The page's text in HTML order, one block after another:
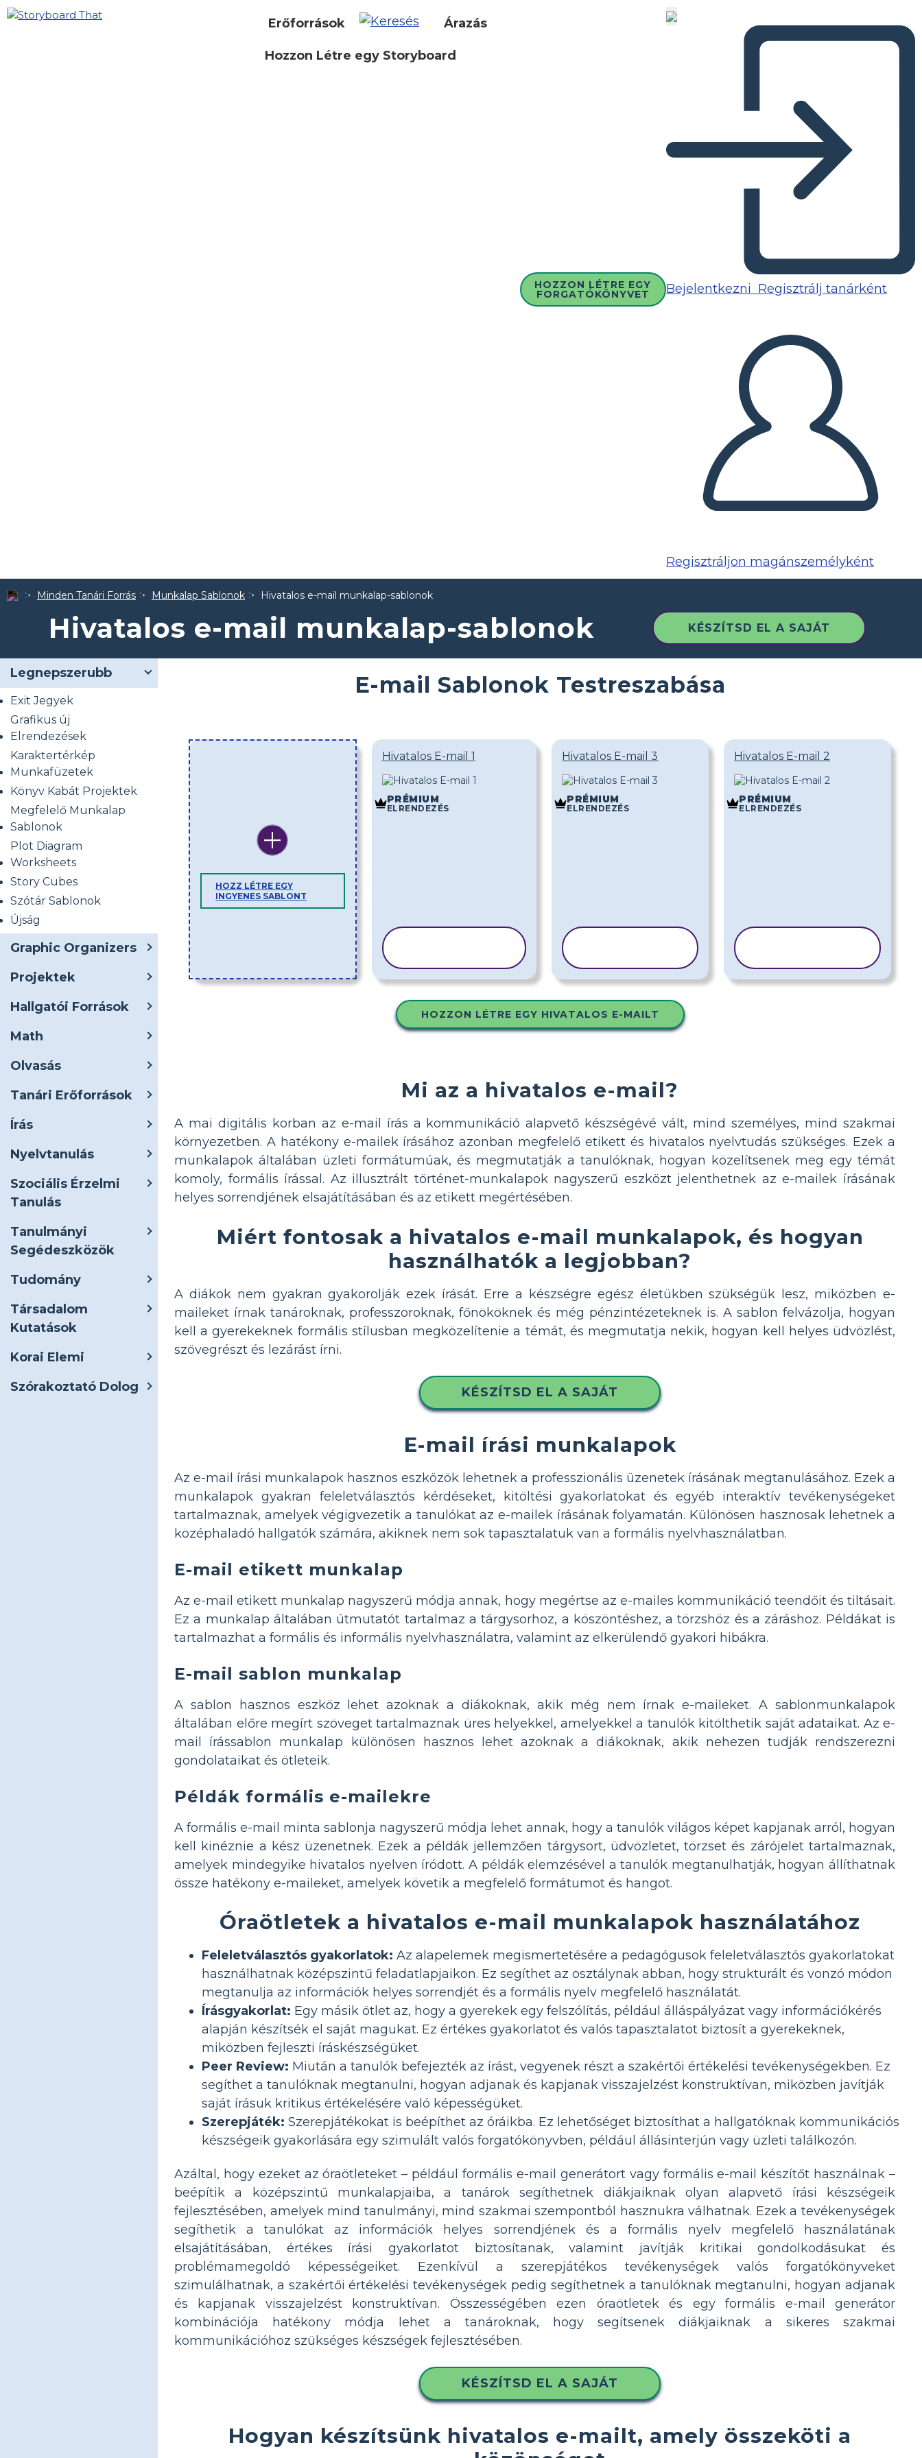
Erőforrások Árazás
Hozzon Létre egy Storyboard
HOZZON LÉTRE EGY
FORGATÓKÖNYVET Bejelentkezni Regisztrálj tanárként
Regisztráljon magánszemélyként
Minden Tanári Forrás Munkalap Sablonok Hivatalos e-mail munkalap-sablonok
Hivatalos e-mail munkalap-sablonok KÉSZÍTSD EL A SAJÁT
Legnepszerubb
Exit Jegyek
Grafikus új
Elrendezések
Karaktertérkép
Munkafüzetek
Könyv Kabát Projektek
Megfelelő Munkalap
Sablonok
Plot Diagram
Worksheets
Story Cubes
Szótár Sablonok
Újság
Graphic Organizers
Projektek
Hallgatói Források
Math
Olvasás
Tanári Erőforrások
Írás
Nyelvtanulás
Szociális Érzelmi
Tanulás
Tanulmányi
Segédeszközök
Tudomány
Társadalom
Kutatások
Korai Elemi
Szórakoztató Dolog
E-mail Sablonok Testreszabása
HOZZ LÉTRE EGY
INGYENES SABLONT
Hivatalos E-mail 1
PRÉMIUM
ELRENDEZÉS
Hivatalos E-mail 3
PRÉMIUM
ELRENDEZÉS
Hivatalos E-mail 2
PRÉMIUM
ELRENDEZÉS
HOZZON LÉTRE EGY HIVATALOS E-MAILT
Mi az a hivatalos e-mail?
A mai digitális korban az e-mail írás a kommunikáció alapvető készségévé vált, mind személyes, mind szakmai
környezetben. A hatékony e-mailek írásához azonban megfelelő etikett és hivatalos nyelvtudás szükséges. Ezek a
munkalapok általában üzleti formátumúak, és megmutatják a tanulóknak, hogyan közelítsenek meg egy témát
komoly, formális írással. Az illusztrált történet-munkalapok nagyszerű eszközt jelenthetnek az e-mailek írásának
helyes sorrendjének elsajátításában és az etikett megértésében.
Miért fontosak a hivatalos e-mail munkalapok, és hogyan
használhatók a legjobban?
A diákok nem gyakran gyakorolják ezek írását. Erre a készségre egész életükben szükségük lesz, miközben e-
maileket írnak tanároknak, professzoroknak, főnököknek és még pénzintézeteknek is. A sablon felvázolja, hogyan
kell a gyerekeknek formális stílusban megközelítenie a témát, és megmutatja nekik, hogyan kell helyes üdvözlést,
szövegrészt és lezárást írni.
KÉSZÍTSD EL A SAJÁT
E-mail írási munkalapok
Az e-mail írási munkalapok hasznos eszközök lehetnek a professzionális üzenetek írásának megtanulásához. Ezek a
munkalapok gyakran feleletválasztós kérdéseket, kitöltési gyakorlatokat és egyéb interaktív tevékenységeket
tartalmaznak, amelyek végigvezetik a tanulókat az e-mailek írásának folyamatán. Különösen hasznosak lehetnek a
középhaladó hallgatók számára, akiknek nem sok tapasztalatuk van a formális nyelvhasználatban.
E-mail etikett munkalap
Az e-mail etikett munkalap nagyszerű módja annak, hogy megértse az e-mailes kommunikáció teendőit és tiltásait.
Ez a munkalap általában útmutatót tartalmaz a tárgysorhoz, a köszöntéshez, a törzshöz és a záráshoz. Példákat is
tartalmazhat a formális és informális nyelvhasználatra, valamint az elkerülendő gyakori hibákra.
E-mail sablon munkalap
A sablon hasznos eszköz lehet azoknak a diákoknak, akik még nem írnak e-maileket. A sablonmunkalapok
általában előre megírt szöveget tartalmaznak üres helyekkel, amelyekkel a tanulók kitölthetik saját adataikat. Az e-
mail írássablon munkalap különösen hasznos lehet azoknak a diákoknak, akik nehezen tudják rendszerezni
gondolataikat és ötleteik.
Példák formális e-mailekre
A formális e-mail minta sablonja nagyszerű módja lehet annak, hogy a tanulók világos képet kapjanak arról, hogyan
kell kinéznie a kész üzenetnek. Ezek a példák jellemzően tárgysort, üdvözletet, törzset és zárójelet tartalmaznak,
amelyek mindegyike hivatalos nyelven íródott. A példák elemzésével a tanulók megtanulhatják, hogyan állíthatnak
össze hatékony e-maileket, amelyek követik a megfelelő formátumot és hangot.
Óraötletek a hivatalos e-mail munkalapok használatához
Feleletválasztós gyakorlatok: Az alapelemek megismertetésére a pedagógusok feleletválasztós gyakorlatokat
használhatnak középszintű feladatlapjaikon. Ez segíthet az osztálynak abban, hogy strukturált és vonzó módon
megtanulja az információk helyes sorrendjét és a formális nyelv megfelelő használatát.
Írásgyakorlat: Egy másik ötlet az, hogy a gyerekek egy felszólítás, például álláspályázat vagy információkérés
alapján készítsék el saját magukat. Ez értékes gyakorlatot és valós tapasztalatot biztosít a gyerekeknek,
miközben fejleszti íráskészségüket.
Peer Review: Miután a tanulók befejezték az írást, vegyenek részt a szakértői értékelési tevékenységekben. Ez
segíthet a tanulóknak megtanulni, hogyan adjanak és kapjanak visszajelzést konstruktívan, miközben javítják
saját írásuk kritikus értékelésére való képességüket.
Szerepjáték: Szerepjátékokat is beépíthet az óráikba. Ez lehetőséget biztosíthat a hallgatóknak kommunikációs
készségeik gyakorlására egy szimulált valós forgatókönyvben, például állásinterjún vagy üzleti találkozón.
Azáltal, hogy ezeket az óraötleteket – például formális e-mail generátort vagy formális e-mail készítőt használnak –
beépítik a középszintű munkalapjaiba, a tanárok segíthetnek diákjaiknak olyan alapvető írási készségeik
fejlesztésében, amelyek mind tanulmányi, mind szakmai szempontból hasznukra válhatnak. Ezek a tevékenységek
segíthetik a tanulókat az információk helyes sorrendjének és a formális nyelv megfelelő használatának
elsajátításában, értékes írási gyakorlatot biztosítanak, valamint javítják kritikai gondolkodásukat és
problémamegoldó képességeiket. Ezenkívül a szerepjátékos tevékenységek valós forgatókönyveket
szimulálhatnak, a szakértői értékelési tevékenységek pedig segíthetnek a tanulóknak megtanulni, hogyan adjanak
és kapjanak visszajelzést konstruktívan. Összességében ezen óraötletek és egy formális e-mail generátor
kombinációja hatékony módja lehet a tanároknak, hogy segítsenek diákjaiknak a sikeres szakmai
kommunikációhoz szükséges készségek fejlesztésében.
KÉSZÍTSD EL A SAJÁT
Hogyan készítsünk hivatalos e-mailt, amely összeköti a